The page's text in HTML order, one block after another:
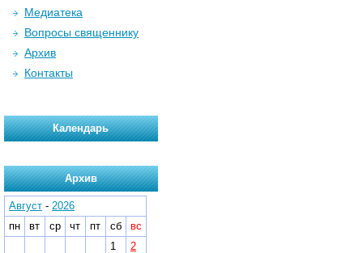
Медиатека
Вопросы священнику
Архив
Контакты
Календарь
Архив
Август - 2026
пн
вт ср чт пт сб
вс
1
2